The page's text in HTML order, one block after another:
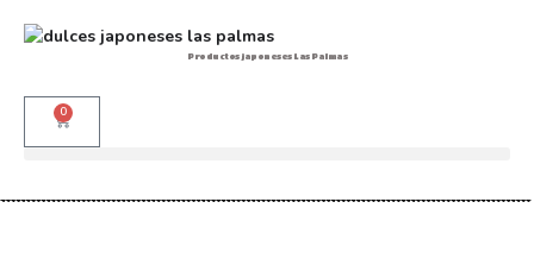
Productos japoneses Las Palmas
0